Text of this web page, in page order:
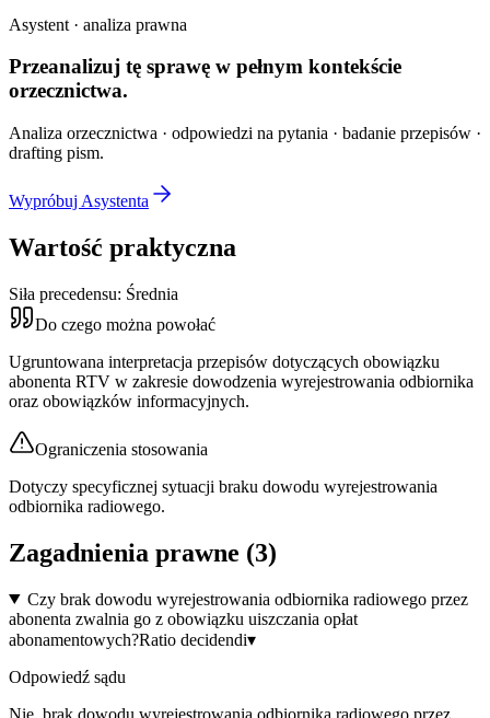
Asystent · analiza prawna
Przeanalizuj tę sprawę w pełnym kontekście
orzecznictwa.
Analiza orzecznictwa · odpowiedzi na pytania · badanie przepisów ·
drafting pism.
Wypróbuj Asystenta
Wartość praktyczna
Siła precedensu: Średnia
Do czego można powołać
Ugruntowana interpretacja przepisów dotyczących obowiązku
abonenta RTV w zakresie dowodzenia wyrejestrowania odbiornika
oraz obowiązków informacyjnych.
Ograniczenia stosowania
Dotyczy specyficznej sytuacji braku dowodu wyrejestrowania
odbiornika radiowego.
Zagadnienia prawne (3)
Czy brak dowodu wyrejestrowania odbiornika radiowego przez
abonenta zwalnia go z obowiązku uiszczania opłat
abonamentowych?Ratio decidendi▾
Odpowiedź sądu
Nie, brak dowodu wyrejestrowania odbiornika radiowego przez